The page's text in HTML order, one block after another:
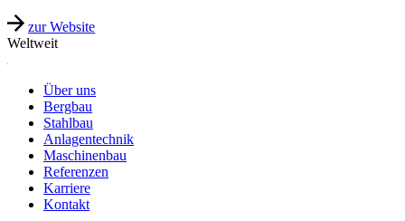
zur Website
Weltweit
Über uns
Bergbau
Stahlbau
Anlagentechnik
Maschinenbau
Referenzen
Karriere
Kontakt